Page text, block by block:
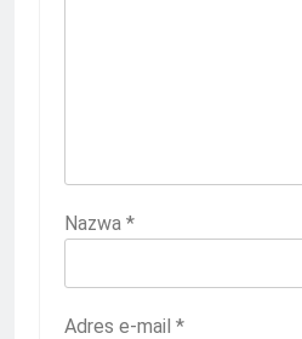
Nazwa *
Adres e-mail *